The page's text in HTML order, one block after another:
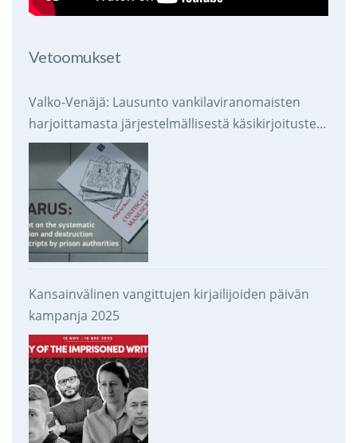
Vetoomukset
Valko-Venäjä: Lausunto vankilaviranomaisten
harjoittamasta järjestelmällisestä käsikirjoitusten
takavarikoinnista ja tuhoamisesta
Kansainvälinen vangittujen kirjailijoiden päivän
kampanja 2025